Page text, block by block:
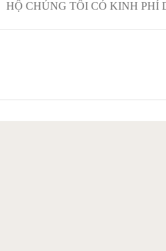
HỘ CHÚNG TÔI CÓ KINH PHÍ